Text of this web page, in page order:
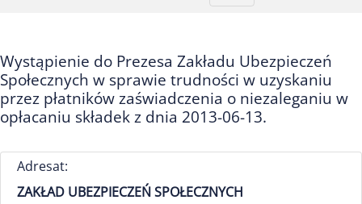
Wystąpienie do Prezesa Zakładu Ubezpieczeń
Społecznych w sprawie trudności w uzyskaniu
przez płatników zaświadczenia o niezaleganiu w
opłacaniu składek z dnia 2013-06-13.
Adresat:
ZAKŁAD UBEZPIECZEŃ SPOŁECZNYCH